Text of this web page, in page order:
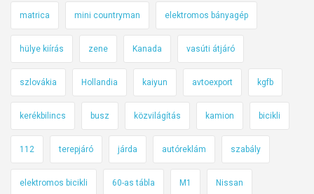
matrica mini countryman elektromos bányagép
hülye kiírás zene Kanada vasúti átjáró
szlovákia Hollandia kaiyun avtoexport kgfb
kerékbilincs busz közvilágítás kamion bicikli
112 terepjáró járda autóreklám szabály
elektromos bicikli 60-as tábla M1 Nissan